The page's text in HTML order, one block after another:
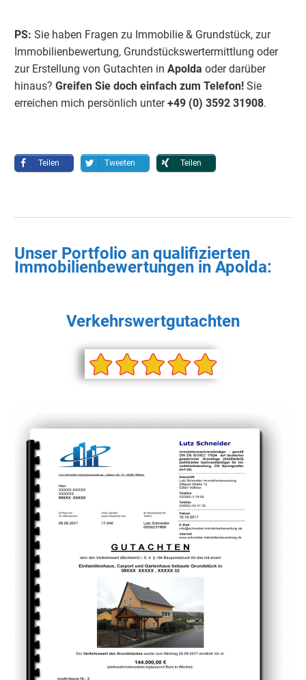
PS: Sie haben Fragen zu Immobilie & Grundstück, zur
Immobilienbewertung, Grundstückswertermittlung oder
zur Erstellung von Gutachten in Apolda oder darüber
hinaus? Greifen Sie doch einfach zum Telefon! Sie
erreichen mich persönlich unter+49 (0) 3592 31908.
Teilen Tweeten Teilen
Unser Portfolio an qualifizierten
Immobilienbewertungen in Apolda:
Verkehrswertgutachten